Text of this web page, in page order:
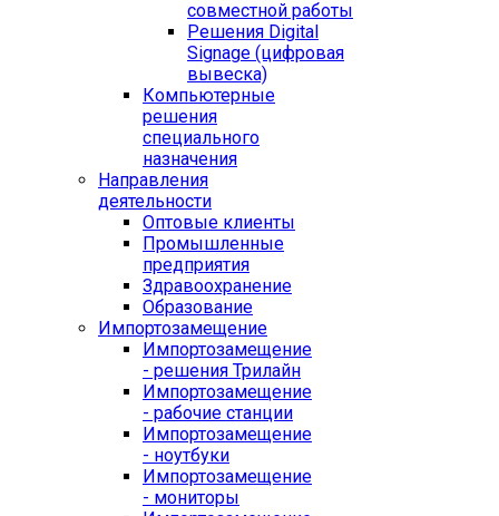
совместной работы
Решения Digital
Signage (цифровая
вывеска)
Компьютерные
решения
специального
назначения
Направления
деятельности
Оптовые клиенты
Промышленные
предприятия
Здравоохранение
Образование
Импортозамещение
Импортозамещение
- решения Трилайн
Импортозамещение
- рабочие станции
Импортозамещение
- ноутбуки
Импортозамещение
- мониторы